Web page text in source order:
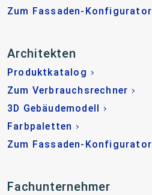
Zum Fassaden-Konfigurator
Architekten
Produktkatalog
Zum Verbrauchsrechner
3D Gebäudemodell
Farbpaletten
Zum Fassaden-Konfigurator
Fachunternehmer